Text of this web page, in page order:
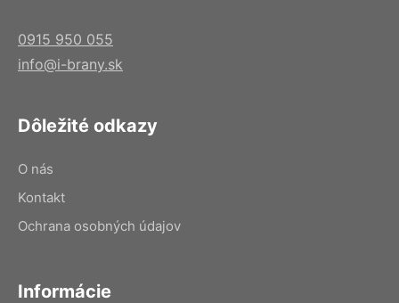
0915 950 055
info@i-brany.sk
Dôležité odkazy
O nás
Kontakt
Ochrana osobných údajov
Informácie